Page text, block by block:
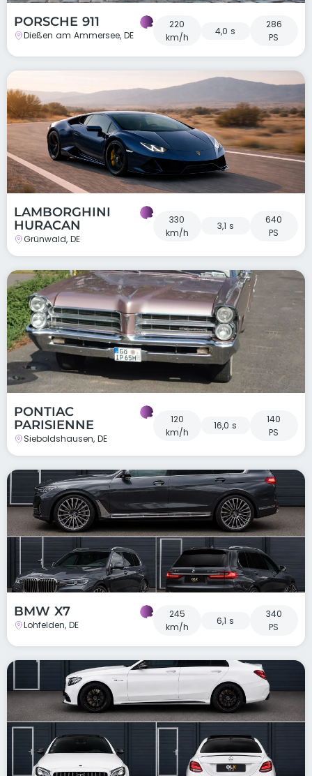
PORSCHE 911
Dießen am Ammersee, DE
220
km/h
4,0 s
286
PS
LAMBORGHINI
HURACAN
Grünwald, DE
330
km/h
3,1 s
640
PS
PONTIAC
PARISIENNE
Sieboldshausen, DE
120
km/h
16,0 s
140
PS
BMW X7
Lohfelden, DE
245
km/h
6,1 s
340
PS